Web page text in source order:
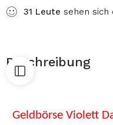
31 Leute sehen sich
Beschreibung
Geldbörse Violett